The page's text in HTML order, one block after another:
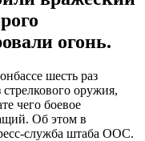
огонь.
шесть раз
оружия,
чего боевое
Об этом в
служба штаба ООС.